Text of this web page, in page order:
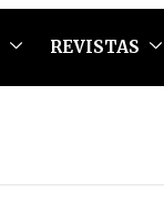
REVISTAS